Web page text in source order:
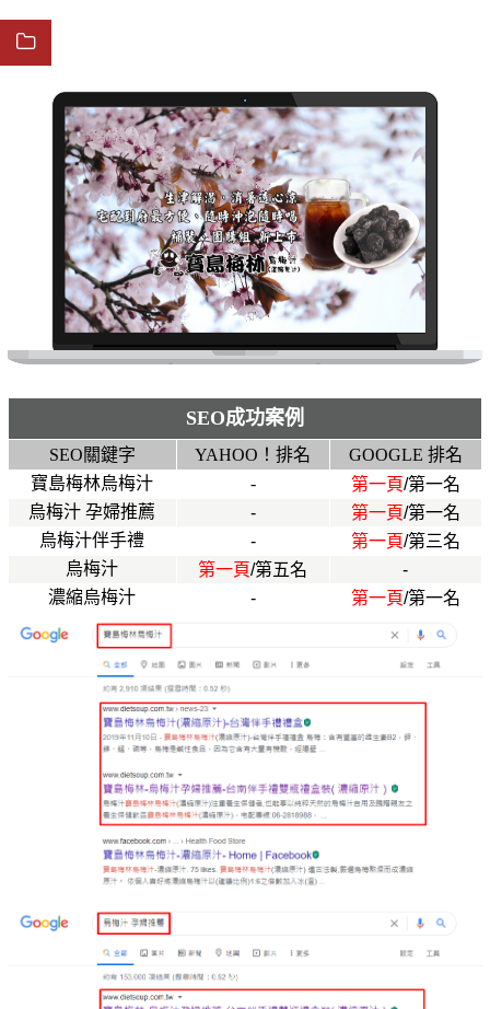
SEO成功案例
SEO關鍵字 YAHOO！排名
GOOGLE 排名
寶島梅林烏梅汁
- 第一頁/第一名
烏梅汁 孕婦推薦
- 第一頁/第一名
烏梅汁伴手禮
- 第一頁/第三名
烏梅汁
第一頁/第五名
-
濃縮烏梅汁
- 第一頁/第一名